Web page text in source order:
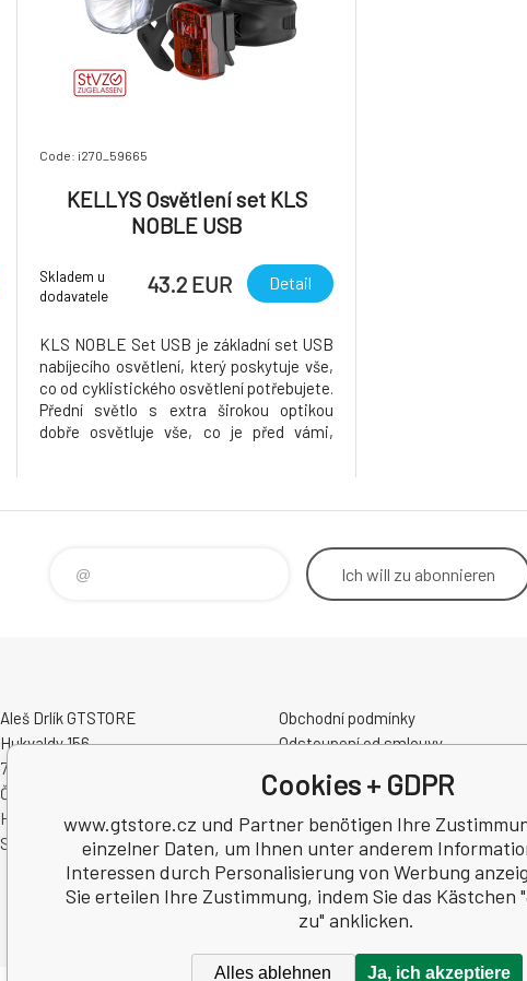
Code: i270_59665
KELLYS Osvětlení set KLS
NOBLE USB
Skladem u
dodavatele
43.2 EUR Detail
KLS NOBLE Set USB je základní set USB
nabíjecího osvětlení, který poskytuje vše,
co od cyklistického osvětlení potřebujete.
Přední světlo s extra širokou optikou
dobře osvětluje vše, co je před vámi,
Ich will zu abonnieren
Aleš Drlík GTSTORE
Hukvaldy 156
73946 Hukvaldy
Česká republika
Handelsregister Nr.: 68908792
Steuernum.: CZ7405084940
Obchodní podmínky
Odstoupení od smlouvy
Velikostní tabulky
Slevové a dárkové poukazy
Elektrokola AKUMO.cz
Cookies + GDPR
www.gtstore.cz und Partner benötigen Ihre
einzelner Daten, um Ihnen unter anderem
Interessen durch Personalisierung von Werbung
Sie erteilen Ihre Zustimmung, indem Sie das Kästchen
zu" anklicken.
Alles ablehnen Ja, ich akzeptiere